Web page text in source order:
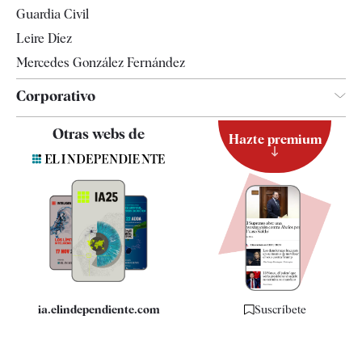
Guardia Civil
Leire Díez
Mercedes González Fernández
Corporativo
Quiénes somos
Especificaciones
Otras webs de
ia.elindependiente.com
Hazte premium
Suscríbete